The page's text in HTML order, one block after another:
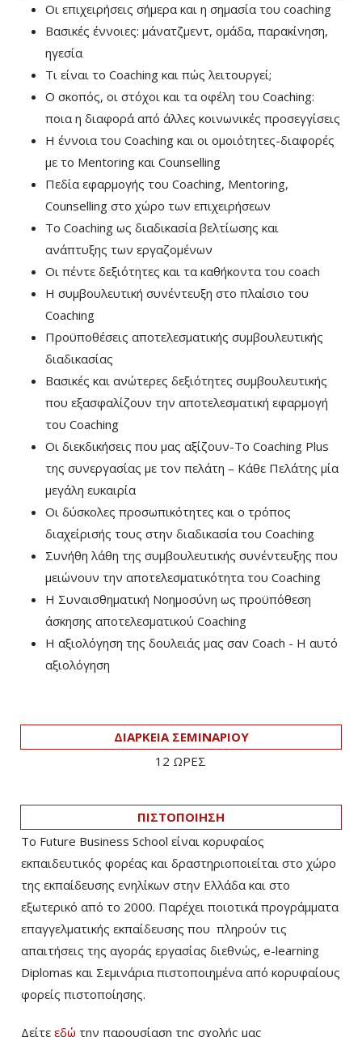
Οι επιχειρήσεις σήμερα και η σημασία του coaching
Βασικές έννοιες: μάνατζμεντ, ομάδα, παρακίνηση,
ηγεσία
Τι είναι το Coaching και πώς λειτουργεί;
Ο σκοπός, οι στόχοι και τα οφέλη του Coaching:
ποια η διαφορά από άλλες κοινωνικές προσεγγίσεις
Η έννοια του Coaching και οι ομοιότητες-διαφορές
με το Mentoring και Counselling
Πεδία εφαρμογής του Coaching, Mentoring,
Counselling στο χώρο των επιχειρήσεων
Το Coaching ως διαδικασία βελτίωσης και
ανάπτυξης των εργαζομένων
Οι πέντε δεξιότητες και τα καθήκοντα του coach
Η συμβουλευτική συνέντευξη στο πλαίσιο του
Coaching
Προϋποθέσεις αποτελεσματικής συμβουλευτικής
διαδικασίας
Βασικές και ανώτερες δεξιότητες συμβουλευτικής
που εξασφαλίζουν την αποτελεσματική εφαρμογή
του Coaching
Οι διεκδικήσεις που μας αξίζουν-Το Coaching Plus
της συνεργασίας με τον πελάτη – Κάθε Πελάτης μία
μεγάλη ευκαιρία
Οι δύσκολες προσωπικότητες και ο τρόπος
διαχείρισής τους στην διαδικασία του Coaching
Συνήθη λάθη της συμβουλευτικής συνέντευξης που
μειώνουν την αποτελεσματικότητα του Coaching
Η Συναισθηματική Νοημοσύνη ως προϋπόθεση
άσκησης αποτελεσματικού Coaching
Η αξιολόγηση της δουλειάς μας σαν Coach - Η αυτό
αξιολόγηση
ΔΙΑΡΚΕΙΑ ΣΕΜΙΝΑΡΙΟΥ
12 ΩΡΕΣ
ΠΙΣΤΟΠΟΙΗΣΗ
Το Future Business School είναι κορυφαίος
εκπαιδευτικός φορέας και δραστηριοποιείται στο χώρο
της εκπαίδευσης ενηλίκων στην Ελλάδα και στο
εξωτερικό από το 2000. Παρέχει ποιοτικά προγράμματα
επαγγελματικής εκπαίδευσης που πληρούν τις
απαιτήσεις της αγοράς εργασίας διεθνώς, e-learning
Diplomas και Σεμινάρια πιστοποιημένα από κορυφαίους
φορείς πιστοποίησης.
Δείτε εδώ την παρουσίαση της σχολής μας